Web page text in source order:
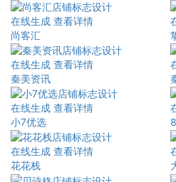
在线生成 查看详情
尚客汇
在线生成 查看详情
秦美资讯
在线生成 查看详情
小7优选
在线生成 查看详情
花花栈